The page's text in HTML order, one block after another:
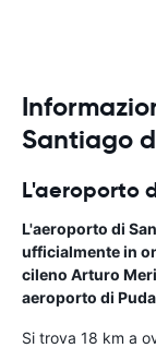
Santiago
L'aeroporto
L'aeroporto di
ufficialmente in
cileno Arturo
aeroporto di
Si trova 18 km a